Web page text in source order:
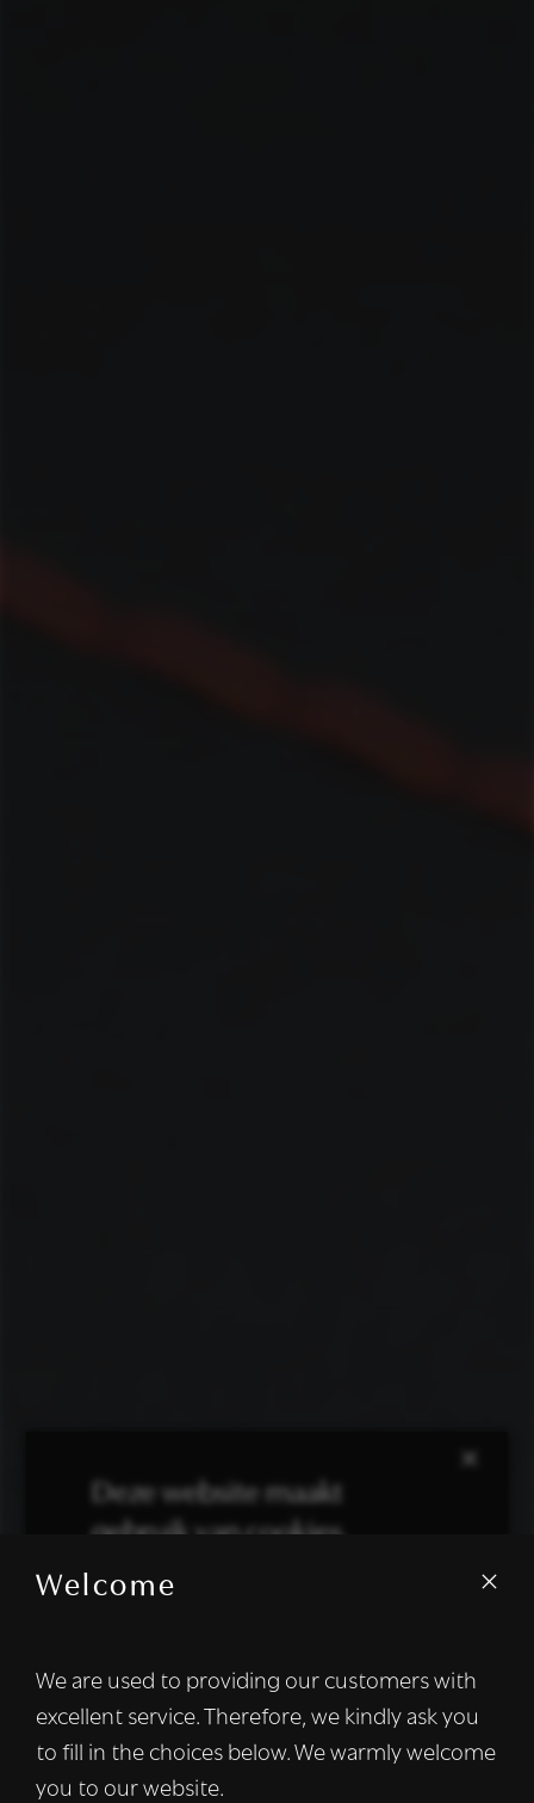
Welcome
We are used to providing our customers with
excellent service. Therefore, we kindly ask you
to fill in the choices below. We warmly welcome
you to our website.
×
Deze website maakt
gebruik van cookies.
We gebruiken cookies om inhoud en
informatie over uw gebruik van onze site
met onze advertentie- en analysepartners,
die deze kunnen combineren met andere
informatie die u aan hen heeft verstrekt of